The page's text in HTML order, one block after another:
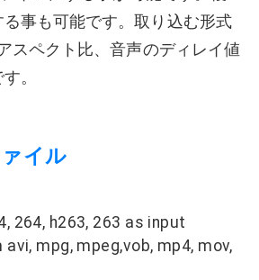
事も可能です。取り込む形式
スペクト比、音声のディレイ値
。
イル
264, h263, 263 as input
mpg, mpeg,vob, mp4, mov,